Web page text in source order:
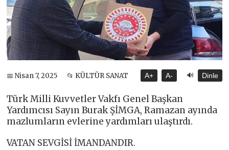
📅 Nisan 7, 2025 📂 KÜLTÜR SANAT A+ A- 🔊 Dinle
Türk Milli Kuvvetler Vakfı Genel Başkan
Yardımcısı Sayın Burak ŞİMGA, Ramazan ayında
mazlumların evlerine yardımları ulaştırdı.
VATAN SEVGİSİ İMANDANDIR.